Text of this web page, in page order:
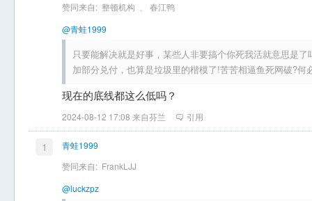
赞同来自: 整顿机构
春江鸭
@青蛙1999
只要能解决就是好事，某些人非要搞个你死我活就意思是
加部分兑付，也算是垃圾里的楷模了!苦苦相逼鱼死网破?何
现在的底线都这么低吗？
2024-08-12 17:08 来自芬兰 引用
1
青蛙1999
赞同来自: FrankLJJ
@luckzpz